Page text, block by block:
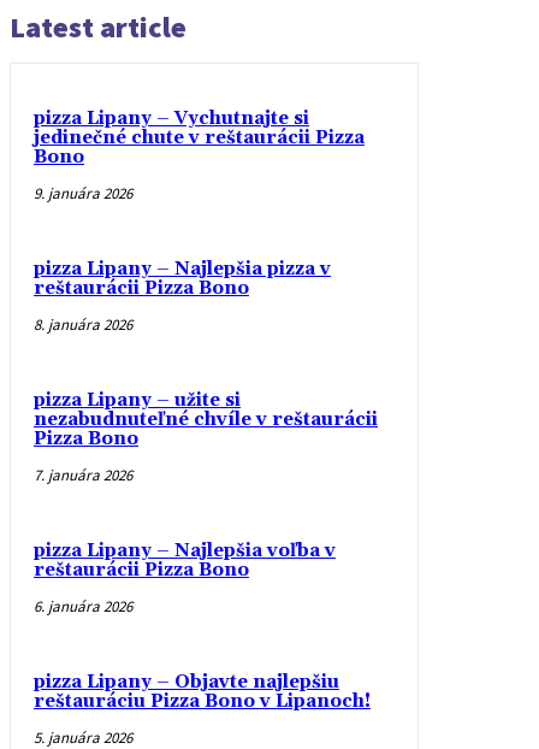
Latest article
pizza Lipany – Vychutnajte si
jedinečné chute v reštaurácii Pizza
Bono
9. januára 2026
pizza Lipany – Najlepšia pizza v
reštaurácii Pizza Bono
8. januára 2026
pizza Lipany – užite si
nezabudnuteľné chvíle v reštaurácii
Pizza Bono
7. januára 2026
pizza Lipany – Najlepšia voľba v
reštaurácii Pizza Bono
6. januára 2026
pizza Lipany – Objavte najlepšiu
reštauráciu Pizza Bono v Lipanoch!
5. januára 2026